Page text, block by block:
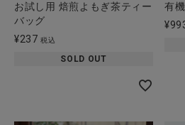
お試し用 焙煎よもぎ茶ティー
バッグ
¥237 税込
SOLD OUT
有
¥